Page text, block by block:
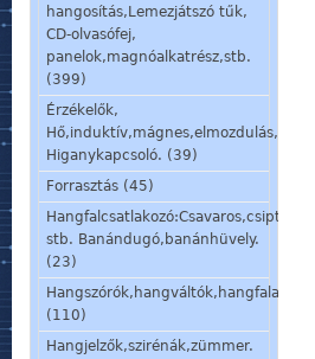
hangosítás,Lemezjátszó tűk,
CD-olvasófej,
panelok,magnóalkatrész,stb.
(399)
Érzékelők,
Hő,induktív,mágnes,elmozdulás,stb.
Higanykapcsoló. (39)
Forrasztás (45)
stb. Banándugó,banánhüvely.
(23)
(110)
Hangjelzők,szirénák,zümmer.